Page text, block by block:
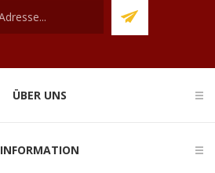
ÜBER UNS
INFORMATION